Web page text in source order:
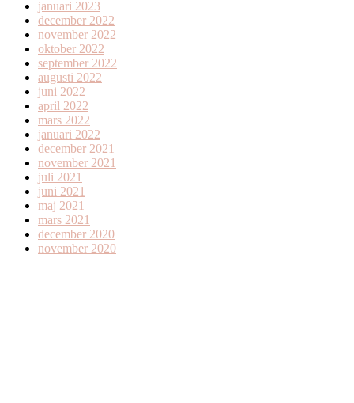
januari 2023
december 2022
november 2022
oktober 2022
september 2022
augusti 2022
juni 2022
april 2022
mars 2022
januari 2022
december 2021
november 2021
juli 2021
juni 2021
maj 2021
mars 2021
december 2020
november 2020